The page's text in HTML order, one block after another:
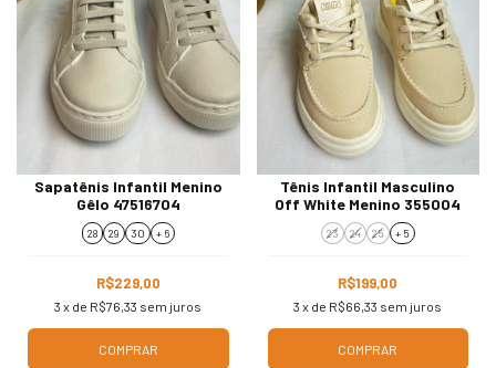
Sapatênis Infantil Menino
Gêlo 47516704
28 29 30 + 6
R$229,00
3 x de R$76,33 sem juros
COMPRAR
Tênis Infantil Masculino
Off White Menino 355004
23 24 25 + 5
R$199,00
3 x de R$66,33 sem juros
COMPRAR